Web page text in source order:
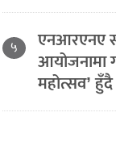
५ एनआरएनए
आयोजनामा
महोत्सव’ हुँदै